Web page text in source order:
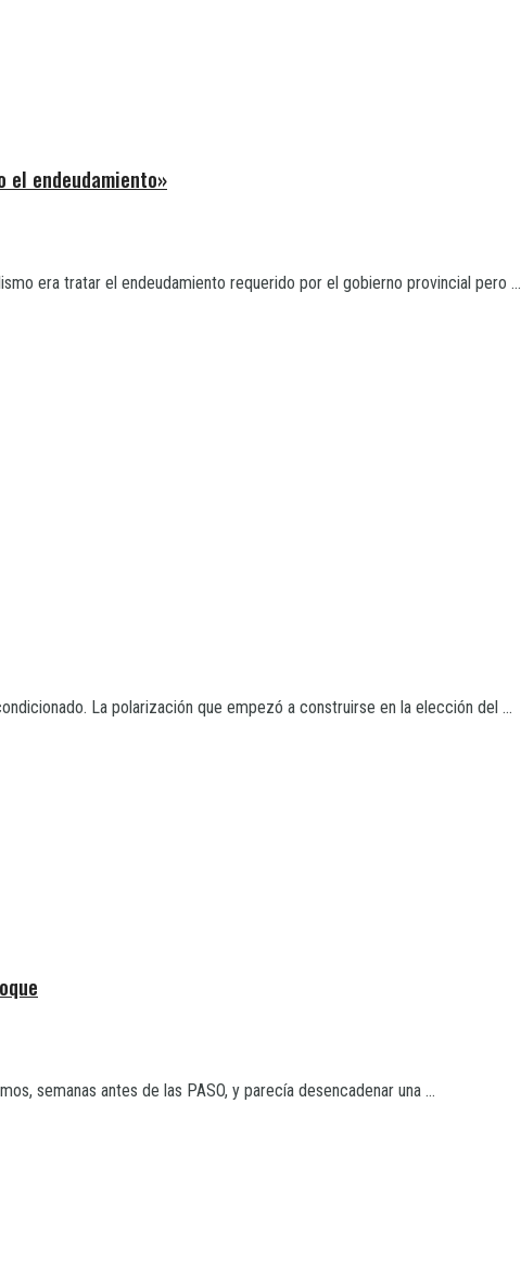
el endeudamiento»
era tratar el endeudamiento requerido por el gobierno provincial pero ...
La polarización que empezó a construirse en la elección del ...
semanas antes de las PASO, y parecía desencadenar una ...